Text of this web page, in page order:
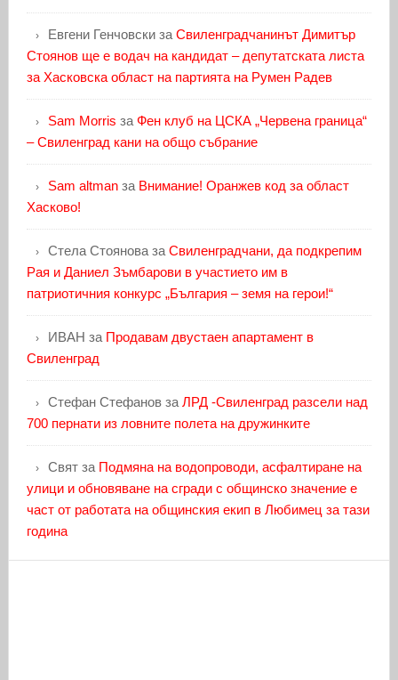
Евгени Генчовскиза Свиленградчанинът Димитър
Стоянов ще е водач на кандидат – депутатската листа
за Хасковска област на партията на Румен Радев
Sam Morris за Фен клуб на ЦСКА „Червена граница“
– Свиленград кани на общо събрание
Sam altmanза Внимание! Оранжев код за област
Хасково!
Стела Стояноваза Свиленградчани, да подкрепим
Рая и Даниел Зъмбарови в участието им в
патриотичния конкурс „България – земя на герои!“
ИВАН за Продавам двустаен апартамент в
Свиленград
Стефан Стефановза ЛРД -Свиленград разсели над
700 пернати из ловните полета на дружинките
Святза Подмяна на водопроводи, асфалтиране на
улици и обновяване на сгради с общинско значение е
част от работата на общинския екип в Любимец за тази
година